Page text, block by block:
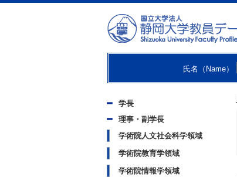
氏名（Name）
学長
理事・副学長
学術院人文社会科学領域
学術院教育学領域
学術院情報学領域